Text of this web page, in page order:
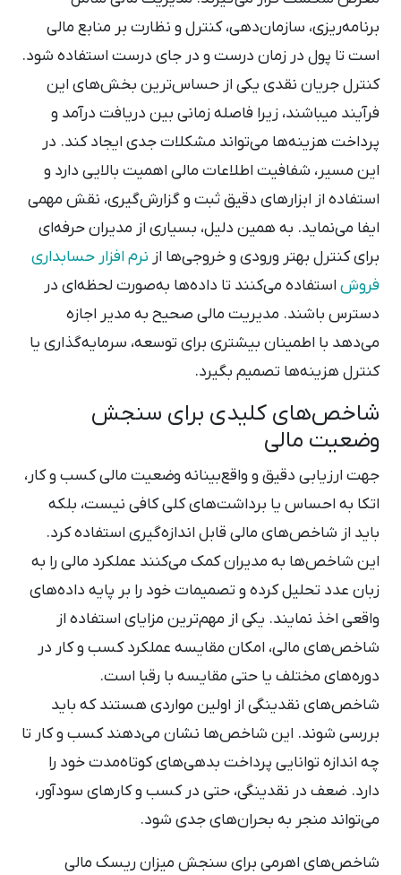
برنامه‌ریزی، سازمان‌دهی، کنترل و نظارت بر منابع مالی
است تا پول در زمان درست و در جای درست استفاده شود.
کنترل جریان نقدی یکی از حساس‌ترین بخش‌های این
فرآیند می‎باشند، زیرا فاصله زمانی بین دریافت درآمد و
پرداخت هزینه‌ها می‌تواند مشکلات جدی ایجاد کند. در
این مسیر، شفافیت اطلاعات مالی اهمیت بالایی دارد و
استفاده از ابزارهای دقیق ثبت و گزارش‌گیری، نقش مهمی
ایفا می‌نماید. به همین دلیل، بسیاری از مدیران حرفه‌ای
برای کنترل بهتر ورودی و خروجی‌ها از نرم افزار حسابداری
فروش استفاده می‌کنند تا داده‌ها به‌صورت لحظه‌ای در
دسترس باشند. مدیریت مالی صحیح به مدیر اجازه
می‌دهد با اطمینان بیشتری برای توسعه، سرمایه‌گذاری یا
کنترل هزینه‌ها تصمیم بگیرد.
شاخص‌های کلیدی برای سنجش
وضعیت مالی
جهت ارزیابی دقیق و واقع‌بینانه وضعیت مالی کسب ‌و کار،
اتکا به احساس یا برداشت‌های کلی کافی نیست، بلکه
باید از شاخص‌های مالی قابل ‌اندازه‌گیری استفاده کرد.
این شاخص‌ها به مدیران کمک می‌کنند عملکرد مالی را به
زبان عدد تحلیل کرده و تصمیمات خود را بر پایه داده‌های
واقعی اخذ نمایند. یکی از مهم‌ترین مزایای استفاده از
شاخص‌های مالی، امکان مقایسه عملکرد کسب ‌و کار در
دوره‌های مختلف یا حتی مقایسه با رقبا است.
شاخص‌های نقدینگی از اولین مواردی هستند که باید
بررسی شوند. این شاخص‌ها نشان می‌دهند کسب‌ و کار تا
چه اندازه توانایی پرداخت بدهی‌های کوتاه‌مدت خود را
دارد. ضعف در نقدینگی، حتی در کسب ‌و کارهای سودآور،
می‌تواند منجر به بحران‌های جدی شود.
شاخص‌های اهرمی برای سنجش میزان ریسک مالی